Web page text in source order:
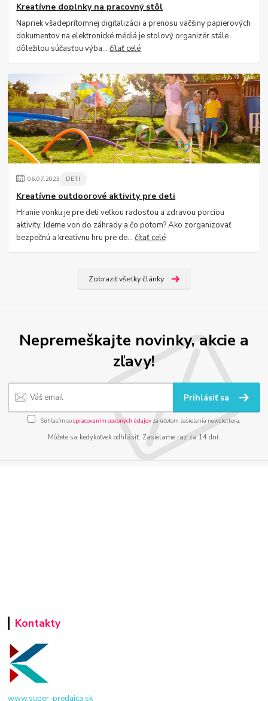
Kreatívne doplnky na pracovný stôl
Napriek všadeprítomnej digitalizácii a prenosu väčšiny papierových
dokumentov na elektronické médiá je stolový organizér stále
dôležitou súčasťou výba...čítať celé
06.07.2023 DETI
Kreatívne outdoorové aktivity pre deti
Hranie vonku je pre deti veľkou radosťou a zdravou porciou
aktivity. Ideme von do záhrady a čo potom? Ako zorganizovať
bezpečnú a kreatívnu hru pre de...čítať celé
Zobraziť všetky články
Nepremeškajte novinky, akcie a
zľavy!
Prihlásiť sa
Súhlasím sospracovaním osobných údajov za účelom zasielania newslettera.
Môžete sa kedykoľvek odhlásiť. Zasielame raz za 14 dní.
Kontakty
www.super-predajca.sk